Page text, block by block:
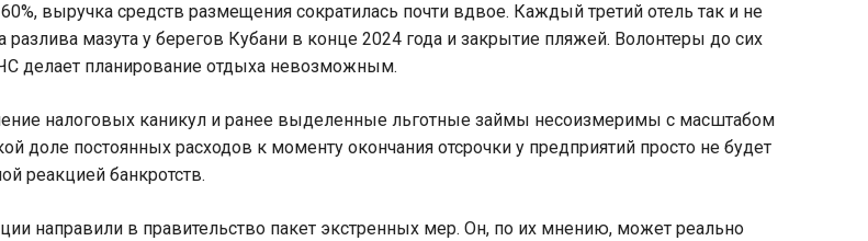
выручка средств размещения сократилась почти вдвое. Каждый третий отель так и не
мазута у берегов Кубани в конце 2024 года и закрытие пляжей. Волонтеры до сих
делает планирование отдыха невозможным.
налоговых каникул и ранее выделенные льготные займы несоизмеримы с масштабом
доле постоянных расходов к моменту окончания отсрочки у предприятий просто не будет
реакцией банкротств.
направили в правительство пакет экстренных мер. Он, по их мнению, может реально